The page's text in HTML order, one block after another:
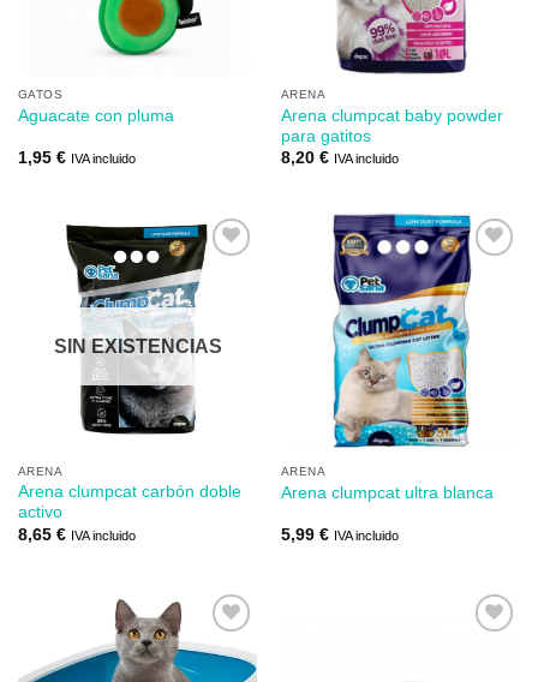
GATOS
Aguacate con pluma
1,95 € IVA incluido
deseos
ARENA
Arena clumpcat baby powder
para gatitos
8,20 € IVA incluido
lista de
SIN EXISTENCIAS
ARENA
Arena clumpcat carbón doble
activo
8,65 € IVA incluido
Añadir
lista de
deseos
ARENA
Arena clumpcat ultra blanca
5,99 € IVA incluido